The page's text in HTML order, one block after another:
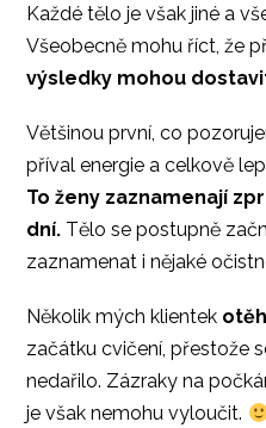
Každé tělo je však jiné a
Všeobecně mohu říct, že
výsledky mohou
Většinou první, co
příval energie a celkově
To ženy zaznamenají
dní. Tělo se postupně
zaznamenat i nějaké
Několik mých klientek
začátku cvičení, přestože
nedařilo. Zázraky na
je však nemohu vyloučit.